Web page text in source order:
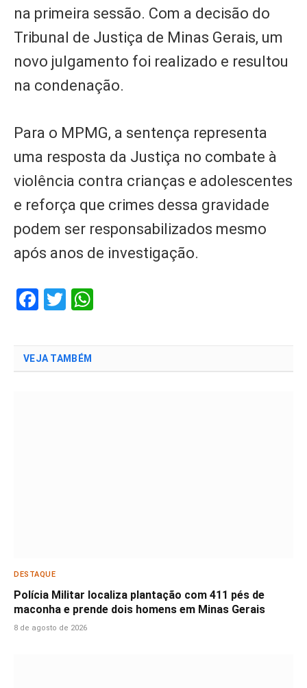
na primeira sessão. Com a decisão do
Tribunal de Justiça de Minas Gerais, um
novo julgamento foi realizado e resultou
na condenação.
Para o MPMG, a sentença representa
uma resposta da Justiça no combate à
violência contra crianças e adolescentes
e reforça que crimes dessa gravidade
podem ser responsabilizados mesmo
após anos de investigação.
Facebook
Twitter
VEJA TAMBÉM
DESTAQUE
Polícia Militar localiza plantação com 411 pés de
maconha e prende dois homens em Minas Gerais
8 de agosto de 2026